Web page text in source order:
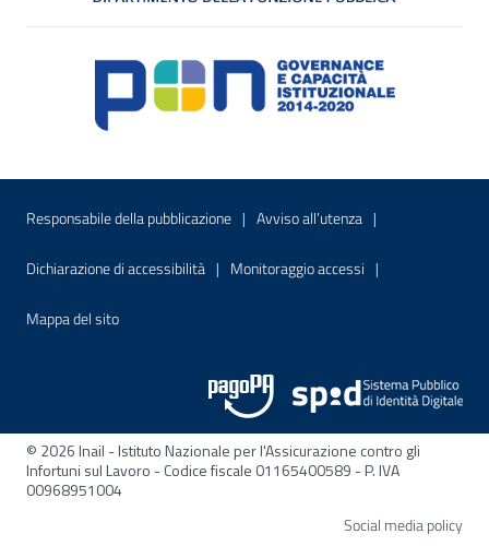
Menu di servizio
Responsabile della pubblicazione Sito interno - Apre in una nuova
Avviso all’utenza Sito interno -
Dichiarazione di accessibilità Sito interno - Apre in una nuova finestra
Monitoraggio accessi Sito interno -
Mappa del sitoSito interno - Apre nella stessa finestra
© 2026 Inail - Istituto Nazionale per l'Assicurazione contro gli
Infortuni sul Lavoro - Codice fiscale 01165400589 - P. IVA
00968951004
Social media policy